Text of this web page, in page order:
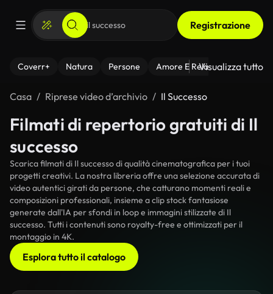
Registrazione
Coverr+ Natura Persone Amore E Relazioni Il
Visualizza tutto
Casa Riprese video d’archivio Il Successo
Filmati di repertorio gratuiti di Il
successo
Scarica filmati di Il successo di qualità cinematografica per i tuoi
progetti creativi. La nostra libreria offre una selezione accurata di
video autentici girati da persone, che catturano momenti reali e
composizioni professionali, insieme a clip stock fantasiose
generate dall'IA per sfondi in loop e immagini stilizzate di Il
successo. Tutti i contenuti sono royalty-free e ottimizzati per il
montaggio in 4K.
Esplora tutto il catalogo